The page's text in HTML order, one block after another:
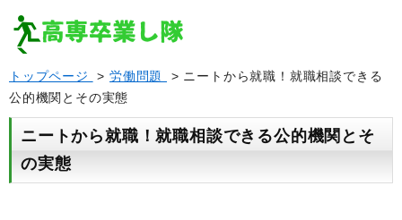
トップページ >労働問題
> ニートから就職！就職相談できる
公的機関とその実態
ニートから就職！就職相談できる公的機関とそ
の実態